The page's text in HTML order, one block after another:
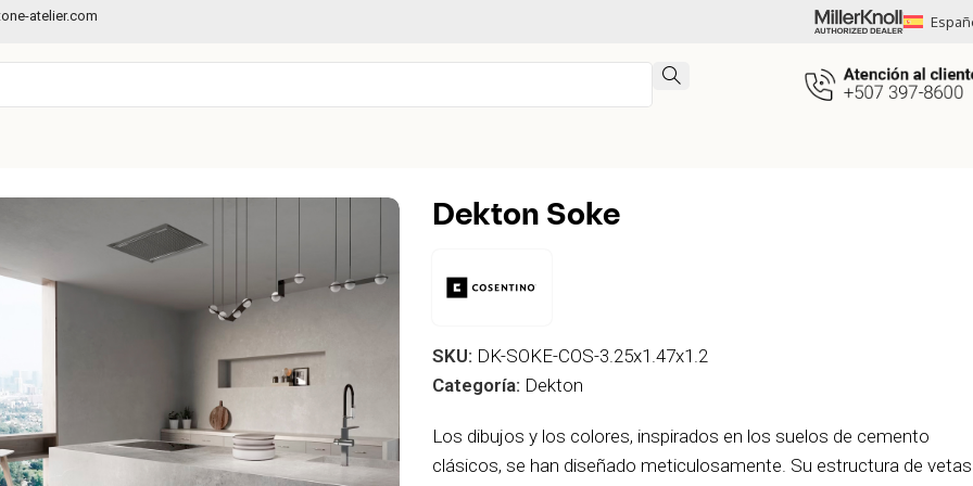
atelier.com
Dekton Soke
SKU: DK-SOKE-COS-3.25x1.47x1.2
Categoría: Dekton
Los dibujos y los colores, inspirados en los suelos de cemento
clásicos, se han diseñado meticulosamente. Su estructura de vetas